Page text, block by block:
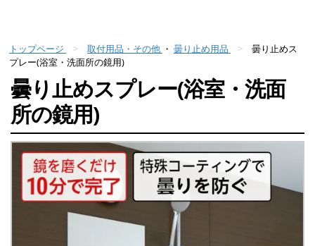
トップページ 取付用品・その他 ・ 曇り止め用品
曇り止めス
プレー(浴室・洗面所の鏡用)
曇り止めスプレー(浴室・洗面
所の鏡用)